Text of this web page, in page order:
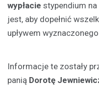
wypłacie stypendium
jest, aby dopełnić
upływem
Informacje te zostały
panią Dorotę